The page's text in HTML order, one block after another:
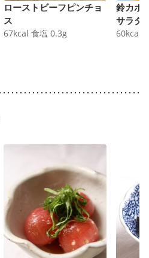
ローストビーフピンチョ
ス
67kcal 食塩 0.3g
鈴カボ
サラダ
60kcal